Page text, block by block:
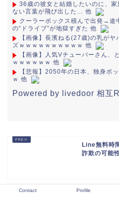
36歳の彼女と結婚したいのに、
ない言葉が飛び出した… 他
クーラーボックス積んで出発→
の“ドライブ”が地獄すぎた 他
【画像】長濱ねる(27歳)の乳が
ズｗｗｗｗｗｗｗｗｗｗ 他
【画像】人気Vチューバーさん、
ｗｗｗｗｗｗ 他
【悲報】2050年の日本、独身ボ
ｗ 他
Powered by livedoor 相互
Line無料時
詐欺の可能
メガロドンの生息地域はどこの国
Contact Profile